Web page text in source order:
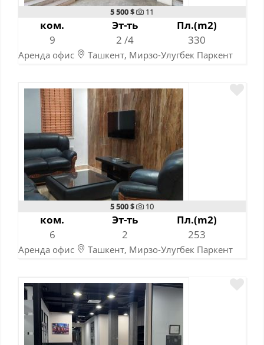
5 500 $ 11
ком.
9
Эт-ть
2 /4
Пл.(m2)
330
Аренда офис Ташкент, Мирзо-Улугбек Паркент
5 500 $ 10
ком.
6
Эт-ть
2
Пл.(m2)
253
Аренда офис Ташкент, Мирзо-Улугбек Паркент